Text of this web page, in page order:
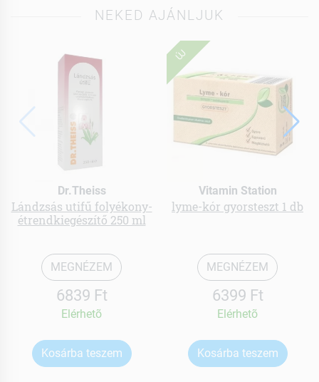
NEKED AJÁNLJUK
Dr.Theiss
Lándzsás utifű folyékony-
étrendkiegészítő 250 ml
MEGNÉZEM
6839 Ft
Elérhetõ
Kosárba teszem
ÚJ
Vitamin Station
lyme-kór gyorsteszt 1 db
MEGNÉZEM
6399 Ft
Elérhetõ
Kosárba teszem